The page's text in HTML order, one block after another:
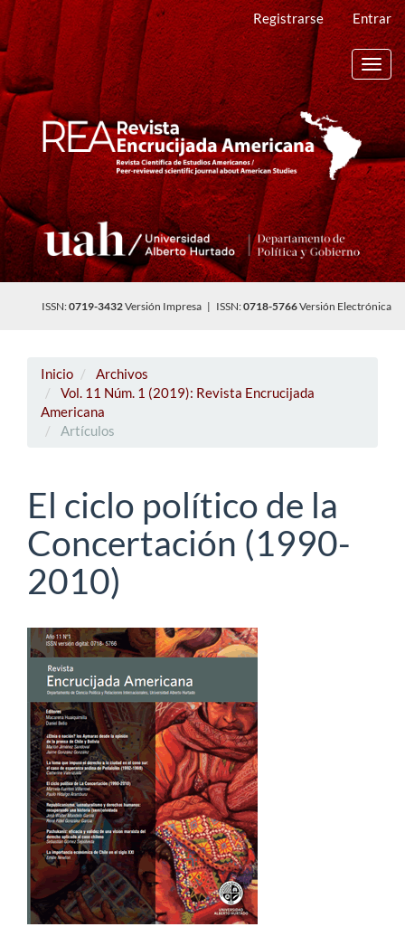
Navegación
principal
Contenido
principal
Barra
lateral
Registrarse Entrar
ISSN:0719-3432Versión Impresa | ISSN:0718-5766Versión Electrónica
Inicio
Archivos
Vol. 11 Núm. 1 (2019): Revista Encrucijada
Americana
Artículos
El ciclo político de la
Concertación (1990-
2010)
Barra
lateral
del
artículo